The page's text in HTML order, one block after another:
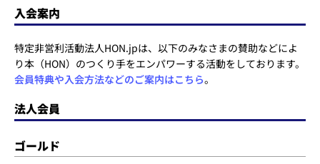
入会案内
特定非営利活動法人HON.jpは、以下のみなさまの賛助などによ
り本（HON）のつくり手をエンパワーする活動をしております。
会員特典や入会方法などのご案内はこちら。
法人会員
ゴールド